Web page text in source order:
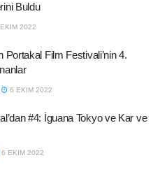
Buldu
2022
Portakal Film Festivali’nin 4.
6 EKIM 2022
#4: İguana Tokyo ve Kar ve
6 EKIM 2022